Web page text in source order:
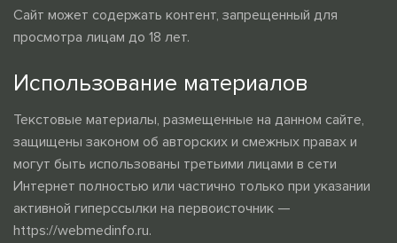
Сайт может содержать контент, запрещенный для
просмотра лицам до 18 лет.
Использование материалов
Текстовые материалы, размещенные на данном сайте,
защищены законом об авторских и смежных правах и
могут быть использованы третьими лицами в сети
Интернет полностью или частично только при указании
активной гиперссылки на первоисточник —
https://webmedinfo.ru.